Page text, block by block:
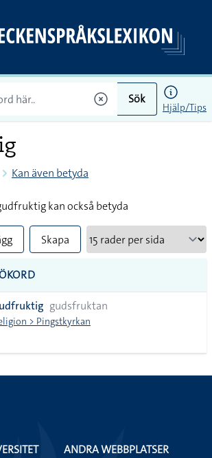
Sök
Hjälp/Tips
Kan även betyda
kan också betyda
i
Skapa
gudsfruktan
> Pingstkyrkan
ANDRA WEBBPLATSER